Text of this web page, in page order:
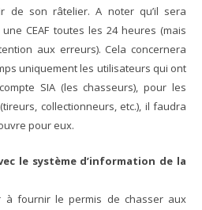
de son râtelier. A noter qu’il sera
CEAF toutes les 24 heures (mais
aux erreurs). Cela concernera
uniquement les utilisateurs qui ont
SIA (les chasseurs), pour les
collectionneurs, etc.), il faudra
pour eux.
le système d’information de la
à fournir le permis de chasser aux